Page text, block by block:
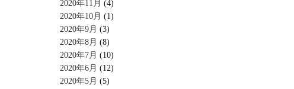
2020年11月 (4)
2020年10月 (1)
2020年9月 (3)
2020年8月 (8)
2020年7月 (10)
2020年6月 (12)
2020年5月 (5)